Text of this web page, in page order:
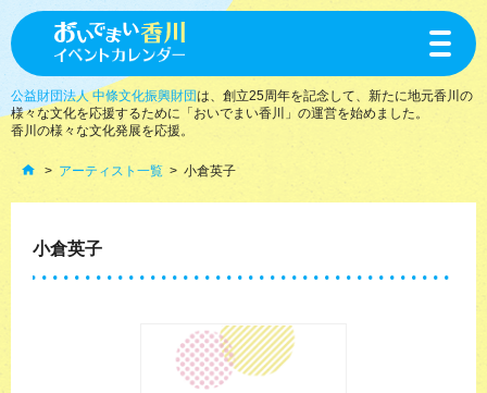
toggle
公益財団法人 中條文化振興財団は、創立25周年を記念して、新たに地元香川の
様々な文化を応援するために「おいでまい香川」の運営を始めました。
香川の様々な文化発展を応援。
アーティスト一覧 小倉英子
小倉英子